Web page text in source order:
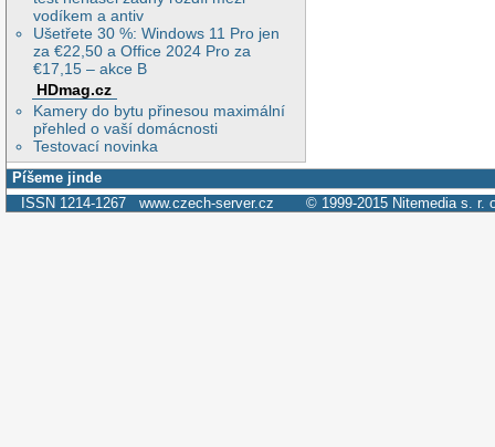
vodíkem a antiv
Ušetřete 30 %: Windows 11 Pro jen
za €22,50 a Office 2024 Pro za
€17,15 – akce B
HDmag.cz
Kamery do bytu přinesou maximální
přehled o vaší domácnosti
Testovací novinka
Píšeme jinde
ISSN 1214-1267 www.czech-server.cz © 1999-2015 Nitemedia s. r.